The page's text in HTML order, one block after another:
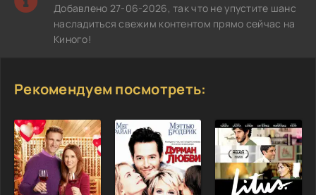
Добавлено 27-06-2026, так что не упустите шанс
насладиться свежим контентом прямо сейчас на
Киного!
Рекомендуем посмотреть: